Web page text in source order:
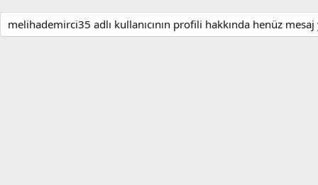
melihademirci35 adlı kullanıcının profili hakkında henüz